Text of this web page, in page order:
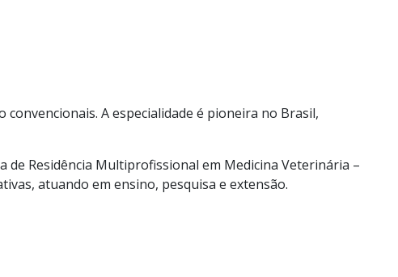
A especialidade é pioneira no Brasil,
Residência Multiprofissional em Medicina Veterinária –
atuando em ensino, pesquisa e extensão.